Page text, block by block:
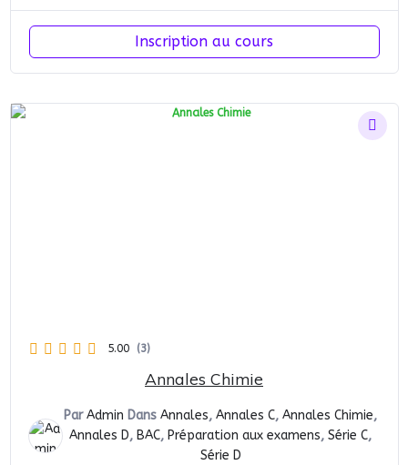
Inscription au cours
5.00 (3)
Annales Chimie
ParAdmin Dans Annales, Annales C, Annales Chimie,
Annales D, BAC, Préparation aux examens, Série C,
Série D